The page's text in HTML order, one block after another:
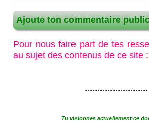
Ajoute ton commentaire
Pour nous faire part de tes
au sujet des contenus de ce site :
.........................
Tu visionnes actuellement ce